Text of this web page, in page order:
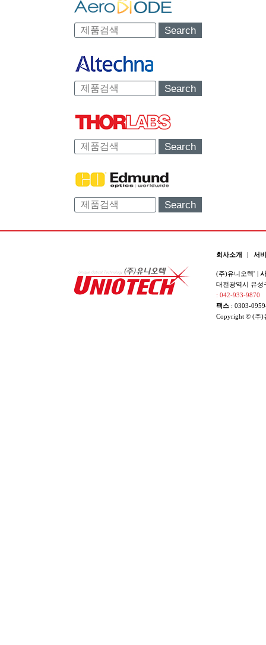
Search
Search
Search
Search
회사소개 | 서
(주)유니오텍' |
대전광역시 유성
: 042-933-9870
팩스 : 0303-
Copyright © (주)